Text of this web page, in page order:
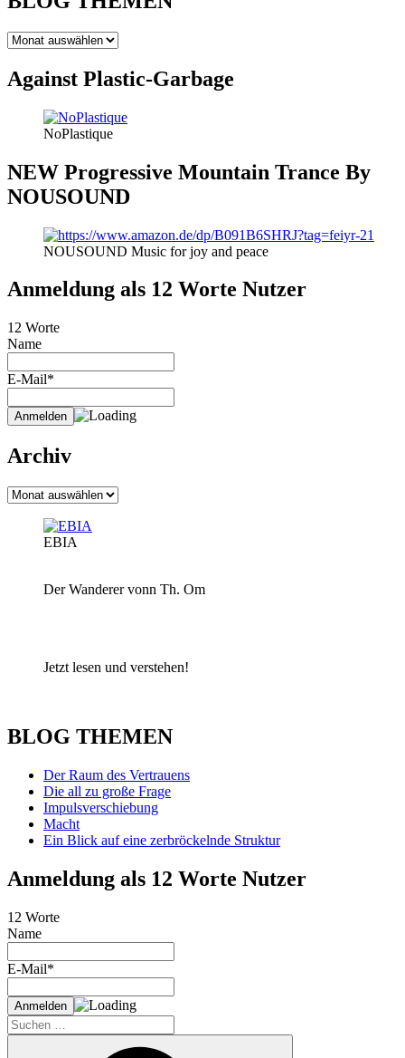
BLOG
Against Plastic-Garbage
NoPlastique
NEW Progressive Mountain Trance By
NOUSOUND
NOUSOUND Music for joy and peace
Anmeldung als 12 Worte Nutzer
12 Worte
Name
E-Mail*
Archiv
Archiv
EBIA
Der Wanderer vonn Th. Om
Jetzt lesen und verstehen!
BLOG THEMEN
Der Raum des Vertrauens
Die all zu große Frage
Impulsverschiebung
Macht
Ein Blick auf eine zerbröckelnde Struktur
Anmeldung als 12 Worte Nutzer
12 Worte
Name
E-Mail*
Suche
nach: